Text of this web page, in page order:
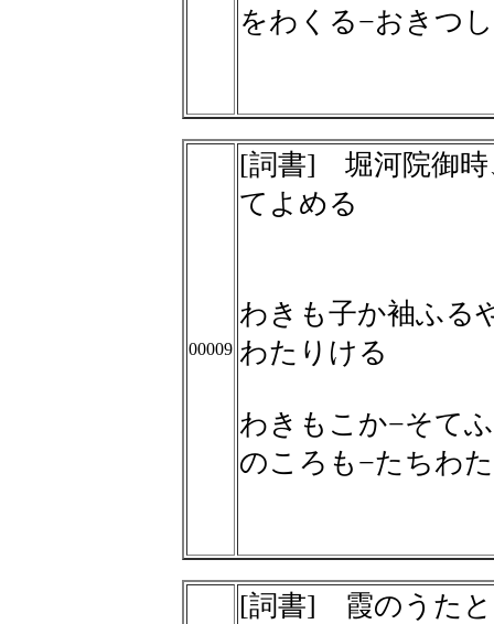
をわくる−おきつ
00009
[詞書] 堀河院御時
てよめる
わきも子か袖ふる
わたりける
わきもこか−そて
のころも−たちわ
[詞書] 霞のうた